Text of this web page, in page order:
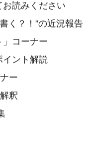
お読みください
く？！”の近況報告
」コーナー
イント解説
ー
釈